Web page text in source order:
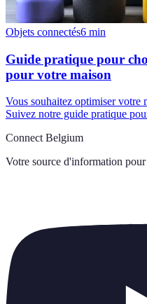
Objets connectés6 min
Guide pratique pour
pour votre maison
Vous souhaitez optimiser votre
Suivez notre guide pratique
Connect Belgium
Votre source d'information